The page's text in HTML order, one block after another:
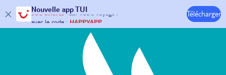
Nouvelle app TUI
30€ offerts* sur votrevoyage !
avec le code :HAPPYAPP
Télécharger
Hôtels & Clubs